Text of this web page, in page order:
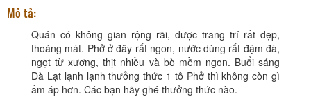
Mô tả:
Quán có không gian rộng rãi, được trang trí rất đẹp,
thoáng mát. Phở ở đây rất ngon, nước dùng rất đậm đà,
ngọt từ xương, thịt nhiều và bò mềm ngon. Buổi sáng
Đà Lạt lạnh lạnh thưởng thức 1 tô Phở thì không còn gì
ấm áp hơn. Các bạn hãy ghé thưởng thức nào.